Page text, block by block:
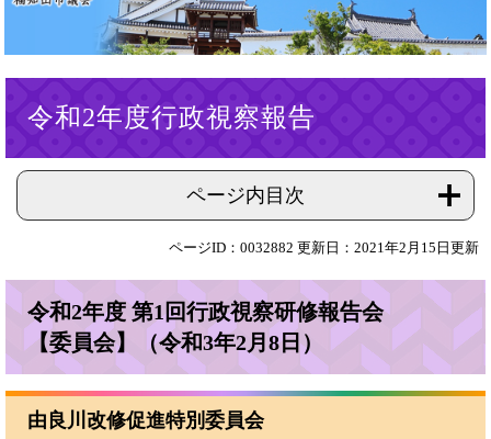
へ
令和2年度行政視察報告
ページ内目次
ページID：0032882 更新日：2021年2月15日更新
令和2年度 第1回行政視察研修報告会
【委員会】（令和3年2月8日）
由良川改修促進特別委員会